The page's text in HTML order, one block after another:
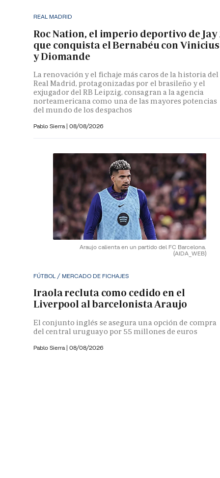
REAL MADRID
Roc Nation, el imperio deportivo de Jay
que conquista el Bernabéu con Vinicius
y Diomande
La renovación y el fichaje más caros de la historia del
Real Madrid, protagonizadas por el brasileño y el
exjugador del RB Leipzig, consagran a la agencia
norteamericana como una de las mayores potencias
del mundo de los despachos
Pablo Sierra | 08/08/2026
Araujo calienta en un partido del FC Barcelona.
(AIDA_WEB)
FÚTBOL / MERCADO DE FICHAJES
Iraola recluta como cedido en el
Liverpool al barcelonista Araujo
El conjunto inglés se asegura una opción de compra
del central uruguayo por 55 millones de euros
Pablo Sierra | 08/08/2026